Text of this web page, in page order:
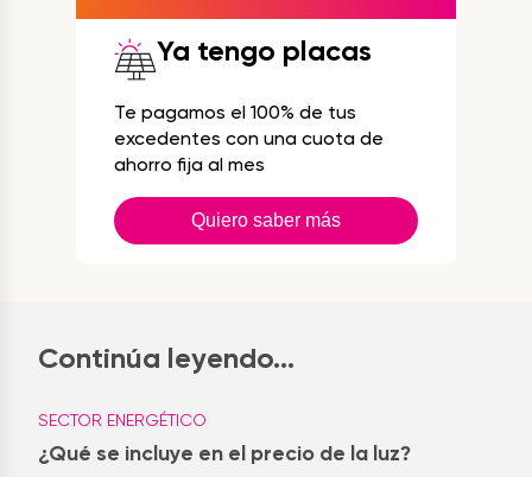
Ya tengo placas
Te pagamos el 100% de tus
excedentes con una cuota de
ahorro fija al mes
Quiero saber más
Continúa leyendo...
SECTOR ENERGÉTICO
¿Qué se incluye en el precio de la luz?